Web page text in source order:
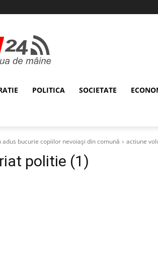
POLITICA SOCIETATE
adus bucurie copiilor nevoiași din comună actiune
politie (1)